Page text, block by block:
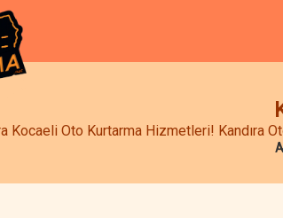
Kocaeli Oto Kurtarma Hizmetleri! Kandıra